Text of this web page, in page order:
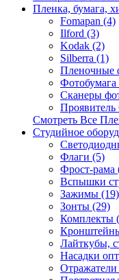
Пленка, бумага,
Fomapan (4)
Ilford (3)
Kodak (2)
Silberra (1)
Пленочные
Фотобумага
Сканеры
Смотреть Все
Студийное
Флаги (5)
Фрост-рама
Вспышки
Зажимы (19)
Зонты (29)
Комплекты
Лайткубы,
Насадки
Отражатели